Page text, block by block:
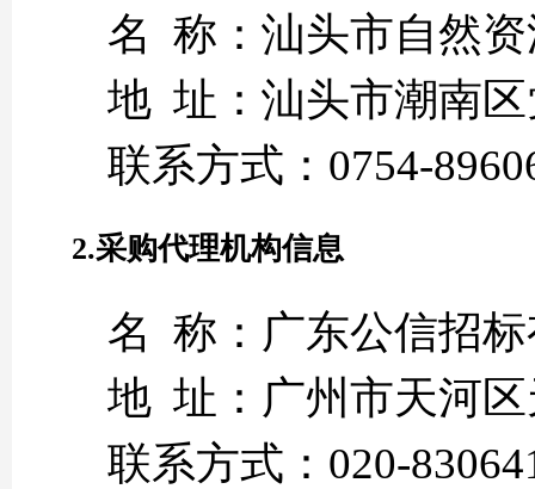
名 称：汕头市自然
地 址：汕头市潮南
联系方式：0754-
2.采购代理机构信息
名 称：广东公信招
地 址：广州市天河
联系方式：020-